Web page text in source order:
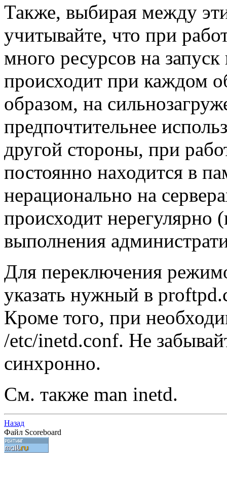
Также, выбирая между
учитывайте, что при
много ресурсов на
происходит при каждом
образом, на
предпочтительнее
другой стороны, при
постоянно находится в
нерационально на
происходит нерегулярно
выполнения
Для переключения
указать нужный в
Кроме того, при
/etc/inetd.conf. Не
синхронно.
См. также man inetd.
Назад
Файл Scoreboard